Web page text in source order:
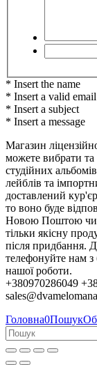
* Insert the name
* Insert a valid email
* Insert a subject
* Insert a message
Магазин
можете вибрати та
студійних
лейблів та
доставлений
то воно буде
Новою Поштою чи
тільки якісну
після придбання.
телефонуйте нам з
нашої роботи.
+380970286049
Головна0Пошук